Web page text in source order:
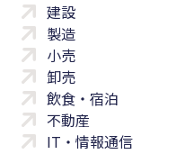
建設
製造
小売
卸売
飲食・宿泊
不動産
IT・情報通信